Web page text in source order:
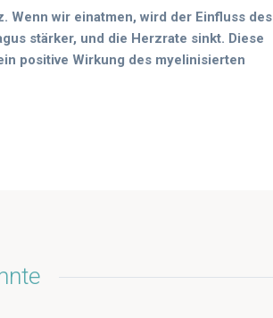
Wenn wir einatmen, wird der Einfluss des
stärker, und die Herzrate sinkt. Diese
positive Wirkung des myelinisierten